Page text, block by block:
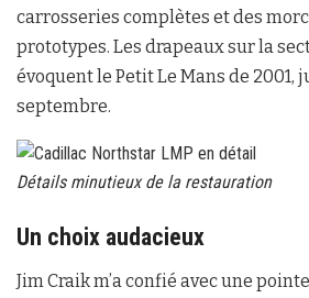
carrosseries complètes et des
prototypes. Les drapeaux sur la
évoquent le Petit Le Mans de 2001,
septembre.
Détails minutieux de la restauration
Un choix audacieux
Jim Craik m’a confié avec une